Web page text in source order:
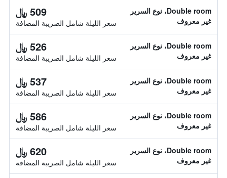
Double room، نوع السرير
غير معروف
509 ﷼
سعر الليلة شامل الصريبة المضافة
Double room، نوع السرير
غير معروف
526 ﷼
سعر الليلة شامل الصريبة المضافة
Double room، نوع السرير
غير معروف
537 ﷼
سعر الليلة شامل الصريبة المضافة
Double room، نوع السرير
غير معروف
586 ﷼
سعر الليلة شامل الصريبة المضافة
Double room، نوع السرير
غير معروف
620 ﷼
سعر الليلة شامل الصريبة المضافة